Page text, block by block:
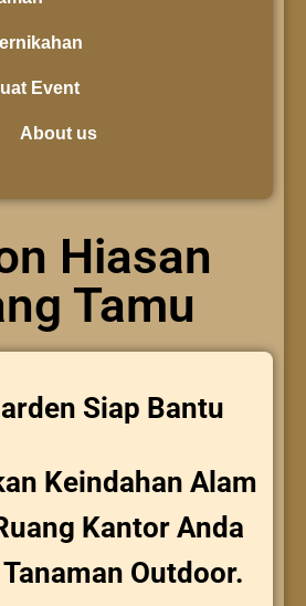
Event
About us
Hiasan
Tamu
Siap Bantu
Keindahan Alam
Kantor Anda
Outdoor.